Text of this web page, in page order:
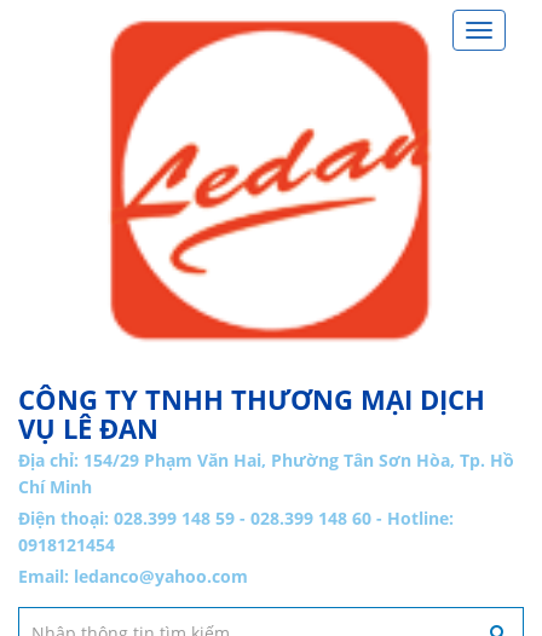
Toggle
CÔNG TY TNHH THƯƠNG MẠI DỊCH
VỤ LÊ ĐAN
Địa chỉ: 154/29 Phạm Văn Hai, Phường Tân Sơn Hòa, Tp. Hồ
Chí Minh
Điện thoại: 028.399 148 59 - 028.399 148 60 - Hotline:
0918121454
Email: ledanco@yahoo.com